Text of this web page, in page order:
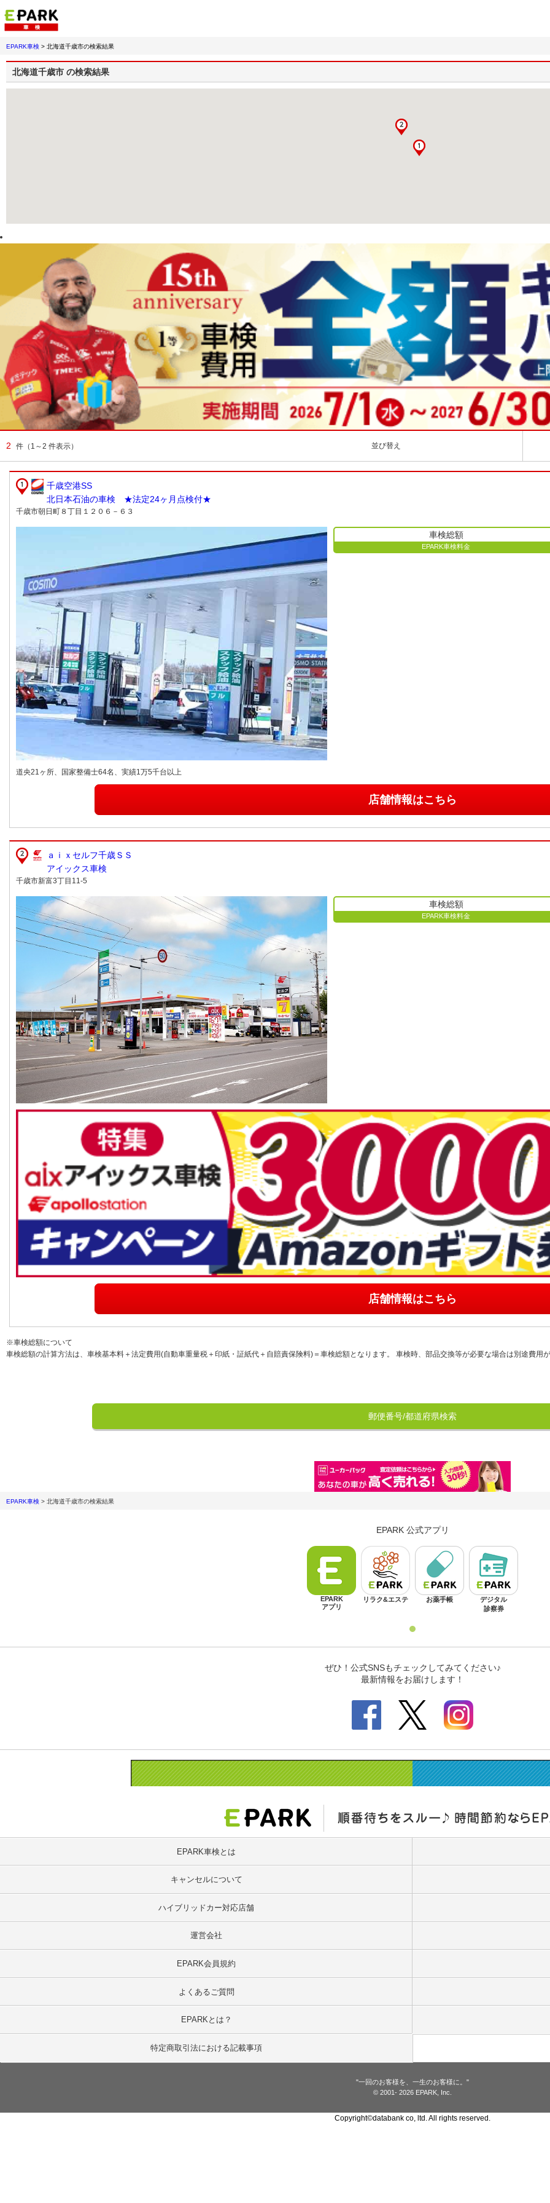
EPARK車検 > 北海道千歳市の検索結果
北海道千歳市 の検索結果
2 件 （1～2 件表示） 並び替え
千歳空港SS
北日本石油の車検 ★法定24ヶ月点検付★
千歳市朝日町８丁目１２０６－６３
車検総額
EPARK車検料金
道央21ヶ所、国家整備士64名、実績1万5千台以上
店舗情報はこちら
ａｉｘセルフ千歳ＳＳ
アイックス車検
千歳市新富3丁目11-5
車検総額
EPARK車検料金
店舗情報はこちら
※車検総額について
車検総額の計算方法は、車検基本料＋法定費用(自動車重量税＋印紙・証紙代＋自賠責保険料)＝車検総額となります。 車検時、部品交換等が必要な場合は別途費用
郵便番号/都道府県検索
EPARK車検 > 北海道千歳市の検索結果
EPARK車検とは
キャンセルについて
ハイブリッドカー対応店舗
運営会社
EPARK会員規約
よくあるご質問
EPARKとは？
特定商取引法における記載事項
"一回のお客様を、一生のお客様に。"
© 2001- 2026 EPARK, Inc.
Copyright©databank co, ltd. All rights reserved.